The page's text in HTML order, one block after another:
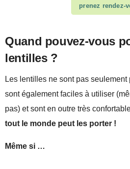
prenez rendez-
Quand pouvez-vous
lentilles ?
Les lentilles ne sont pas
sont également faciles à utiliser
pas) et sont en outre très
tout le monde peut les porter !
Même si …